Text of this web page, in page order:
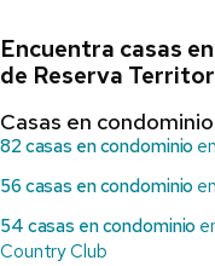
Encuentra casas
de Reserva
Casas en
82 casas en condominio
56 casas en condominio
54 casas en condominio
Country Club